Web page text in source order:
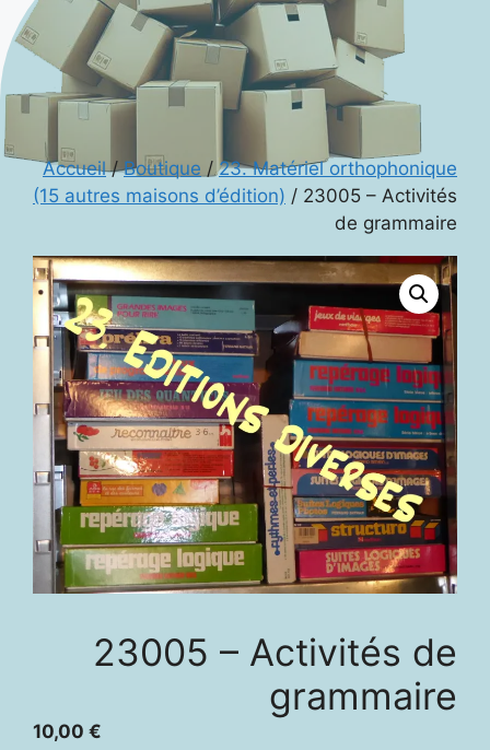
Accueil/Boutique /23. Matériel orthophonique
(15 autres maisons d’édition) / 23005 – Activités
de grammaire
23005 – Activités de
grammaire
10,00 €